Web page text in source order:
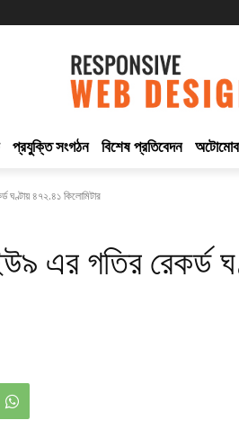
প্রযুক্তি সংগঠন বিশেষ প্রতিবেদন
ঘণ্টায় ৪৭২.৪১ কিলোমিটার
এর গতির রেকর্ড